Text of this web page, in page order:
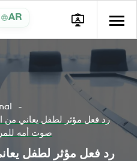
AR
رد فعل مؤثر لطفل يعاني
صوت أمه
رد فعل مؤثر لطفل